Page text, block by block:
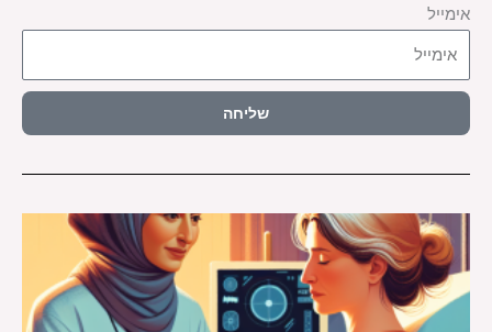
אימייל
שליחה